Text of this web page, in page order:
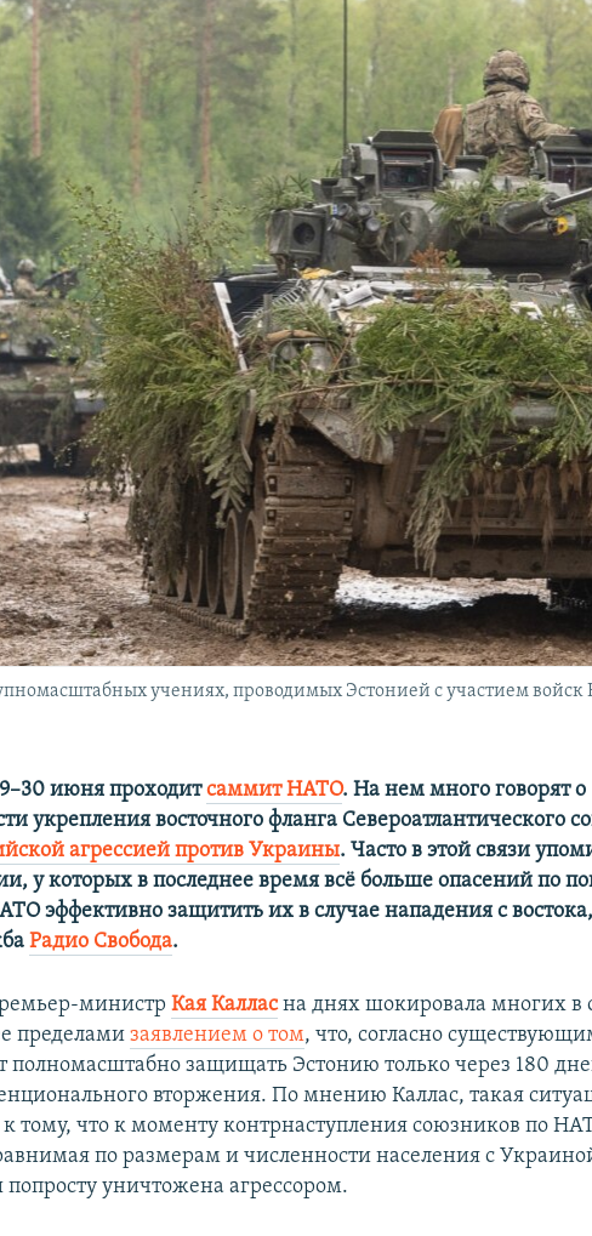
учениях, проводимых Эстонией с участием
июня проходитсаммит НАТО. На нем много говорят о
укрепления восточного фланга Североатлантического
агрессией против Украины. Часто в этой связи
у которых в последнее время всё больше опасений по
эффективно защитить их в случае нападения с
Радио Свобода.
министрКая Калласна днях шокировала многих в
пределамизаявлением о том, что, согласно
защищать Эстонию только через 180
вторжения. По мнению Каллас, такая
тому, что к моменту контрнаступления союзников по
по размерам и численности населения с
попросту уничтожена агрессором.